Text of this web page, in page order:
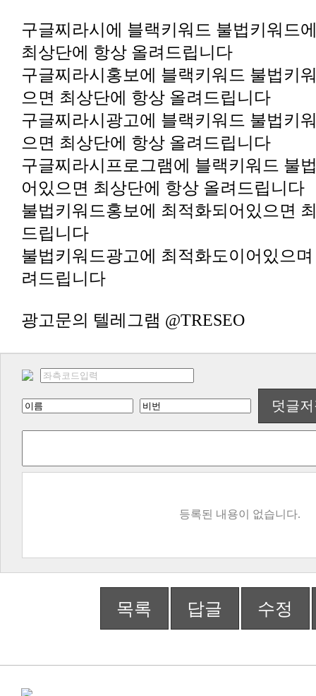
최상단에 항상 올려드립니다
으면 최상단에 항상 올려드립니다
으면 최상단에 항상 올려드립니다
어있으면 최상단에 항상 올려드립니다
드립니다
려드립니다
광고문의 텔레그램 @TRESEO
덧글
등록된 내용이 없습니다.
목록 답글 수정